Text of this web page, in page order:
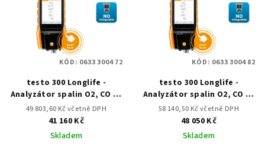
testo 300 Longlife -
Analyzátor spalin O2, CO až
do 4,000 ppm, NO –
dodatečně
namontovatelný
49 803,60 Kč včetně DPH
41 160 Kč
Skladem
KÓD: 0633 3004 72
testo 300 Longlife -
Analyzátor spalin O2, CO až
do 15,000 ppm, NO –
možnost doplnění)
58 140,50 Kč včetně DPH
48 050 Kč
Skladem
KÓD: 0633 3004 82